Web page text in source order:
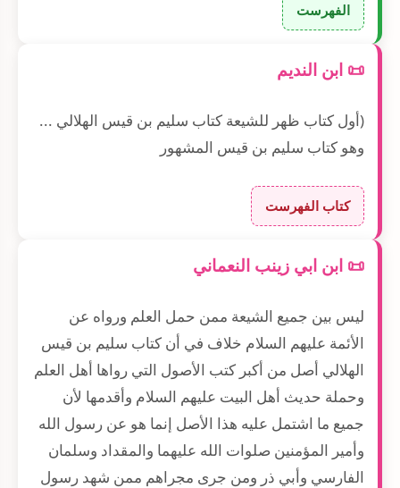
الفهرست
📜 ابن النديم
(أول كتاب ظهر للشيعة كتاب سليم بن قيس الهلالي ...
وهو كتاب سليم بن قيس المشهور
كتاب الفهرست
📜 ابن ابي زينب النعماني
ليس بين جميع الشيعة ممن حمل العلم ورواه عن
الأئمة عليهم السلام خلاف في أن كتاب سليم بن قيس
الهلالي أصل من أكبر كتب الأصول التي رواها أهل العلم
وحملة حديث أهل البيت عليهم السلام وأقدمها لأن
جميع ما اشتمل عليه هذا الأصل إنما هو عن رسول الله
وأمير المؤمنين صلوات الله عليهما والمقداد وسلمان
الفارسي وأبي ذر ومن جرى مجراهم ممن شهد رسول